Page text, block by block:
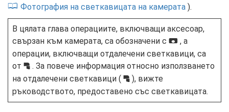
Фотография на светкавицата на камерата ).
В цялата глава операциите, включващи аксесоар,
свързан към камерата, са обозначени с C , а
операции, включващи отдалечени светкавици, са
от f . За повече информация относно използването
на отдалечени светкавици ( f ), вижте
ръководството, предоставено със светкавицата.